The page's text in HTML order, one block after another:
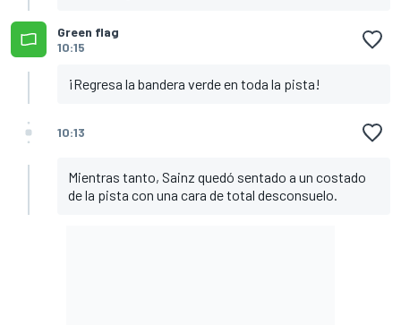
Green flag
10:15
¡Regresa la bandera verde en toda la pista!
10:13
Mientras tanto, Sainz quedó sentado a un costado
de la pista con una cara de total desconsuelo.